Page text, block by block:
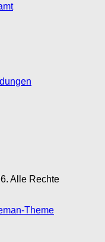
Alle Rechte
Theme